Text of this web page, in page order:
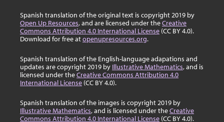
Spanish translation of the original text is copyright 2019 by
Open Up Resources, and are licensed under theCreative
Commons Attribution 4.0 International License (CC BY 4.0).
Download for free atopenupresources.org.
Spanish translation of the English-language adapations and
updates are copyright 2019 by Illustrative Mathematics, and is
licensed under theCreative Commons Attribution 4.0
International License (CC BY 4.0).
Spanish translation of the images is copyright 2019 by
Illustrative Mathematics, and is licensed under theCreative
Commons Attribution 4.0 International License (CC BY 4.0).